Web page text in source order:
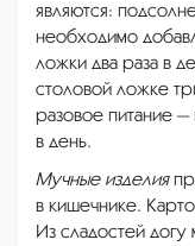
являются:
необходимо
ложки два раза в
столовой ложке
разовое питание
в день.
Мучные изделия
в кишечнике.
Из сладостей